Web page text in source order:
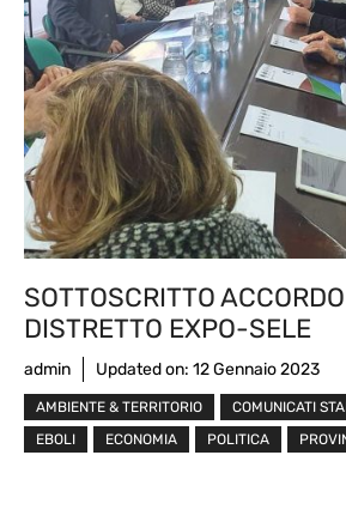
SOTTOSCRITTO
DISTRETTO EXPO-SELE
admin Updated on: 12 Gennaio 2023
AMBIENTE & TERRITORIO COMUNICATI
EBOLI
ECONOMIA POLITICA